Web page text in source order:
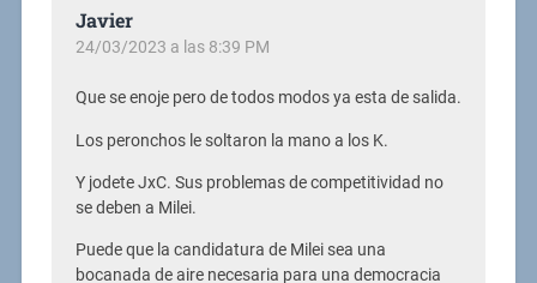
Javier
24/03/2023 a las 8:39 PM
Que se enoje pero de todos modos ya esta de salida.
Los peronchos le soltaron la mano a los K.
Y jodete JxC. Sus problemas de competitividad no
se deben a Milei.
Puede que la candidatura de Milei sea una
bocanada de aire necesaria para una democracia